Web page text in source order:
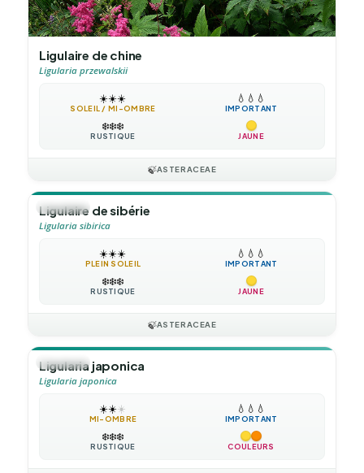
Ligulaire de chine
Ligularia przewalskii
☀️☀️☀️
SOLEIL / MI-OMBRE
💧 💧 💧
IMPORTANT
❄️❄️❄️
RUSTIQUE JAUNE
🍃ASTERACEAE
🪴VIVACE
Ligulaire de sibérie
Ligularia sibirica
☀️☀️☀️
PLEIN SOLEIL
💧 💧 💧
IMPORTANT
❄️❄️❄️
RUSTIQUE JAUNE
🍃ASTERACEAE
🪴VIVACE
Ligularia japonica
Ligularia japonica
☀️☀️☀️
MI-OMBRE
💧 💧 💧
IMPORTANT
❄️❄️❄️
RUSTIQUE COULEURS